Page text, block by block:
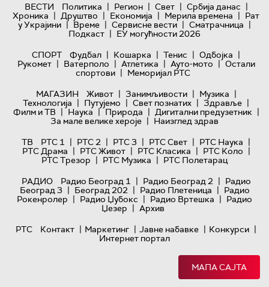
ВЕСТИ Политика | Регион | Свет | Србија данас |
Хроника | Друштво | Економија | Мерила времена | Рат
у Украјини | Време | Сервисне вести | Сматрачница |
Подкаст | ЕУ могућности 2026
СПОРТ
Фудбал | Кошарка | Тенис | Одбојка |
Рукомет | Ватерполо | Атлетика | Ауто-мото | Остали
спортови | Меморијал РТС
МАГАЗИН
Живот | Занимљивости | Музика |
Технологијa | Путујемо | Свет познатих | Здравље |
Филм и ТВ | Наука | Природа | Дигитални предузетник |
За мале велике хероје | Наизглед здрав
ТВ
РТС 1 | РТС 2 | РТС 3 | РТС Свет | РТС Наука |
РТС Драма | РТС Живот | РТС Класика | РТС Коло |
РТС Трезор | РТС Музика | РТС Полетарац
РАДИО
Радио Београд 1 | Радио Београд 2 | Радио
Београд 3 | Београд 202 | Радио Плетеница | Радио
Рокенролер | Радио Џубокс | Радио Вртешка | Радио
Џезер | Архив
РТС
Контакт | Маркетинг | Јавне набавке | Конкурси |
Интернет портал
МАПА САЈТА